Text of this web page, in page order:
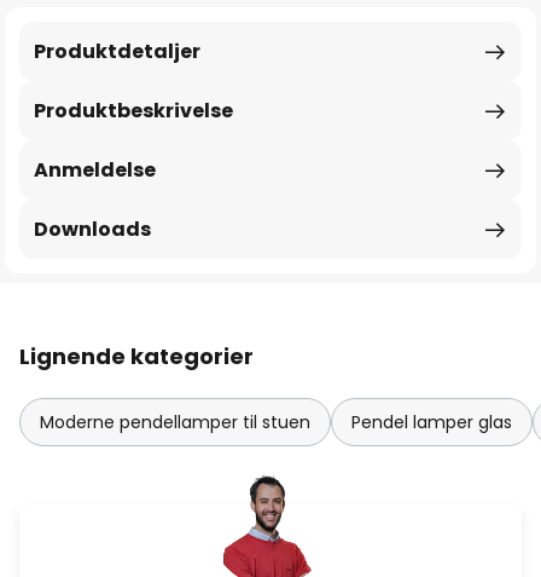
Produktbeskrivelse
Produktdetaljer
Anmeldelse
Downloads
Lignende kategorier
Moderne pendellamper til stuen Pendel lamper glas